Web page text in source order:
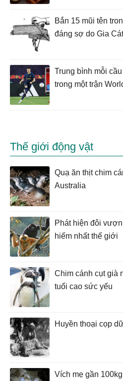
Bắn 15 mũi tên
đáng sợ do Gia
Trung bình mỗi
trong một trận
Thế giới động vật
Quạ ăn thịt chim
Australia
Phát hiện đôi
hiếm nhất thế giới
Chim cánh cụt già
tuổi cao sức yếu
Huyền thoại cọp
Vích mẹ gần